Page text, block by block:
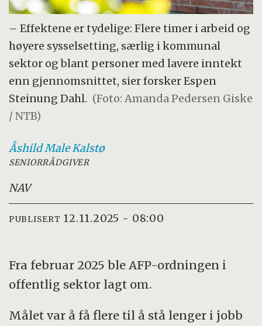
– Effektene er tydelige: Flere timer i arbeid og
høyere sysselsetting, særlig i kommunal
sektor og blant personer med lavere inntekt
enn gjennomsnittet, sier forsker Espen
Steinung Dahl. (Foto: Amanda Pedersen Giske
/ NTB)
Åshild MaleKalstø
SENIORRÅDGIVER
NAV
PUBLISERT 12.11.2025 - 08:00
Fra februar 2025 ble AFP-ordningen i
offentlig sektor lagt om.
Målet var å få flere til å stå lenger i jobb